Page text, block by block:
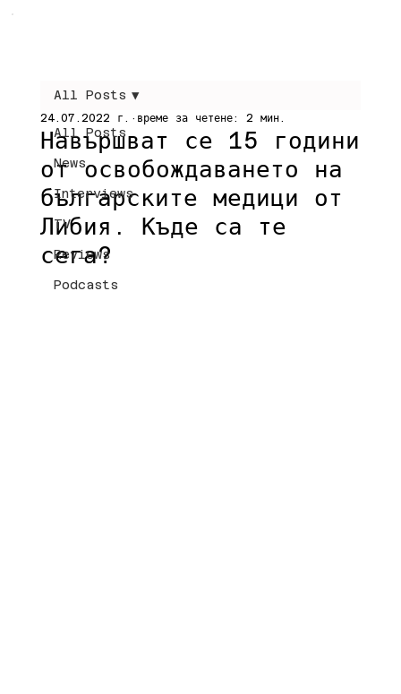
All Posts
News
Interviews
TV
Reviews
Podcasts
All Posts
Навършват се 15 години
от освобождаването на
българските медици от
Либия. Къде са те
сега?
24.07.2022 г. време за четене: 2 мин.